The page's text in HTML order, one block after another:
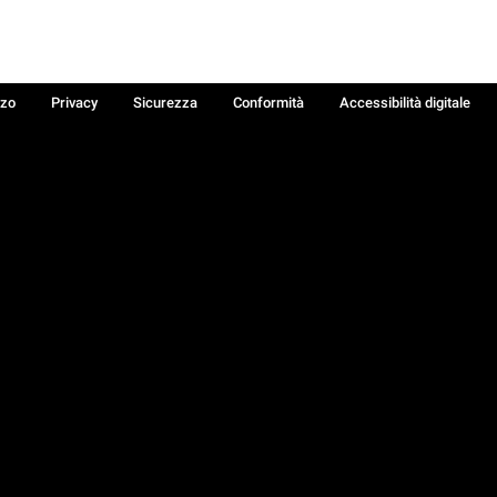
Privacy Sicurezza Conformità
Accessibilità digitale